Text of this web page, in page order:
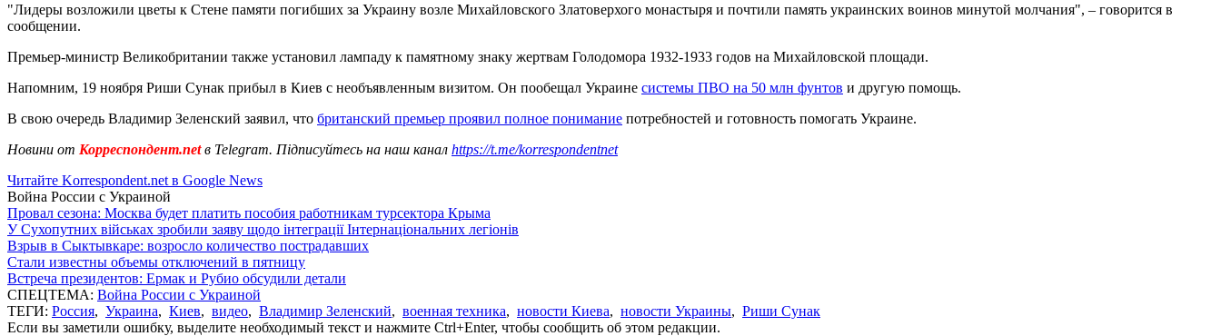
"Лидеры возложили цветы к Стене памяти погибших за Украину возле Михайловского Златоверхого монастыря и почтили память украинских воинов минутой молчания", – говорится в
сообщении.
Премьер-министр Великобритании также установил лампаду к памятному знаку жертвам Голодомора 1932-1933 годов на Михайловской площади.
Напомним, 19 ноября Риши Сунак прибыл в Киев с необъявленным визитом. Он пообещал Украине системы ПВО на 50 млн фунтов и другую помощь.
В свою очередь Владимир Зеленский заявил, что британский премьер проявил полное понимание потребностей и готовность помогать Украине.
Новини от Корреспондент.netв Telegram. Підписуйтесь на наш канал https://t.me/korrespondentnet
Читайте Korrespondent.net в Google News
Война России с Украиной
Провал сезона: Москва будет платить пособия работникам турсектора Крыма
У Сухопутних військах зробили заяву щодо інтеграції Інтернаціональних легіонів
Взрыв в Сыктывкаре: возросло количество пострадавших
Стали известны объемы отключений в пятницу
Встреча президентов: Ермак и Рубио обсудили детали
СПЕЦТЕМА: Война России с Украиной
ТЕГИ: Россия, Украина, Киев, видео, Владимир Зеленский, военная техника, новости Киева, новости Украины, Риши Сунак
Если вы заметили ошибку, выделите необходимый текст и нажмите Ctrl+Enter, чтобы сообщить об этом редакции.